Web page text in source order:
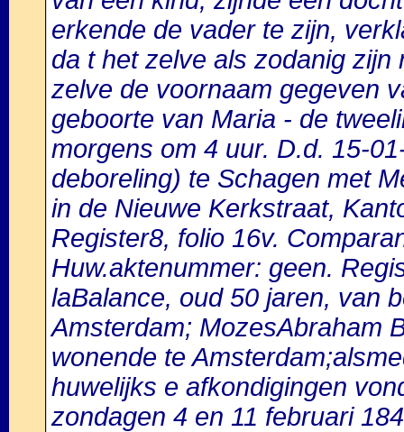
erkende de vader te zijn,
da t het zelve als zodanig
zelve de voornaam gegeven
geboorte van Maria - de
morgens om 4 uur. D.d. 15-
deboreling) te Schagen met
in de Nieuwe Kerkstraat,
Register8, folio 16v.
Huw.aktenummer: geen.
laBalance, oud 50 jaren, van
Amsterdam; MozesAbraham
wonende te
huwelijks e afkondigingen
zondagen 4 en 11 februari